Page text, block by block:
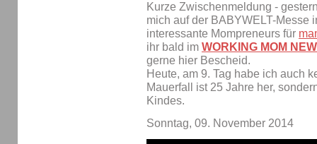
Kurze Zwischenmeldung -
mich auf der BABYWELT-Messe
interessante Mompreneurs für
ihr bald im WORKING MOM
gerne hier Bescheid.
Heute, am 9. Tag habe ich auch
Mauerfall ist 25 Jahre her,
Kindes.
Sonntag, 09. November 2014